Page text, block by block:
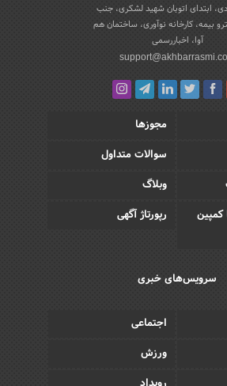
ابتدای اتوبان شهید لشکری، جنب
بیمه، کارخانه نوآوری، ساختمان هم
آوا، اخباررسمی
مجوزها
سوالات متداول
وبلاگ
کمپین
رپورتاژ آگهی
سرویس‌های خبری
اجتماعی
ورزش